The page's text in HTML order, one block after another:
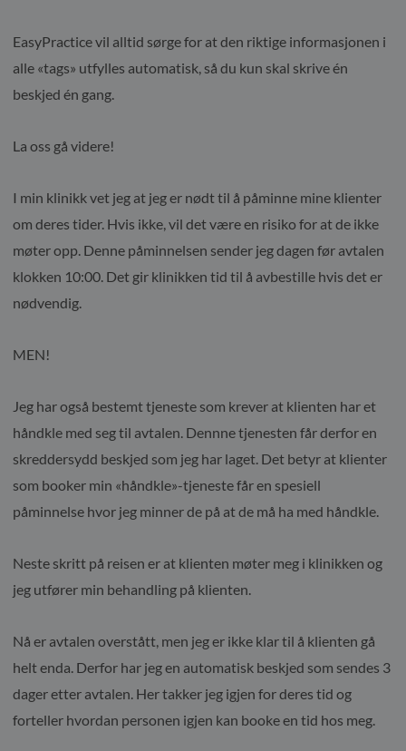
EasyPractice vil alltid sørge for at den riktige informasjonen i
alle «tags» utfylles automatisk, så du kun skal skrive én
beskjed én gang.
La oss gå videre!
I min klinikk vet jeg at jeg er nødt til å påminne mine klienter
om deres tider. Hvis ikke, vil det være en risiko for at de ikke
møter opp. Denne påminnelsen sender jeg dagen før avtalen
klokken 10:00. Det gir klinikken tid til å avbestille hvis det er
nødvendig.
MEN!
Jeg har også bestemt tjeneste som krever at klienten har et
håndkle med seg til avtalen. Dennne tjenesten får derfor en
skreddersydd beskjed som jeg har laget. Det betyr at klienter
som booker min «håndkle»-tjeneste får en spesiell
påminnelse hvor jeg minner de på at de må ha med håndkle.
Neste skritt på reisen er at klienten møter meg i klinikken og
jeg utfører min behandling på klienten.
Nå er avtalen overstått, men jeg er ikke klar til å klienten gå
helt enda. Derfor har jeg en automatisk beskjed som sendes 3
dager etter avtalen. Her takker jeg igjen for deres tid og
forteller hvordan personen igjen kan booke en tid hos meg.